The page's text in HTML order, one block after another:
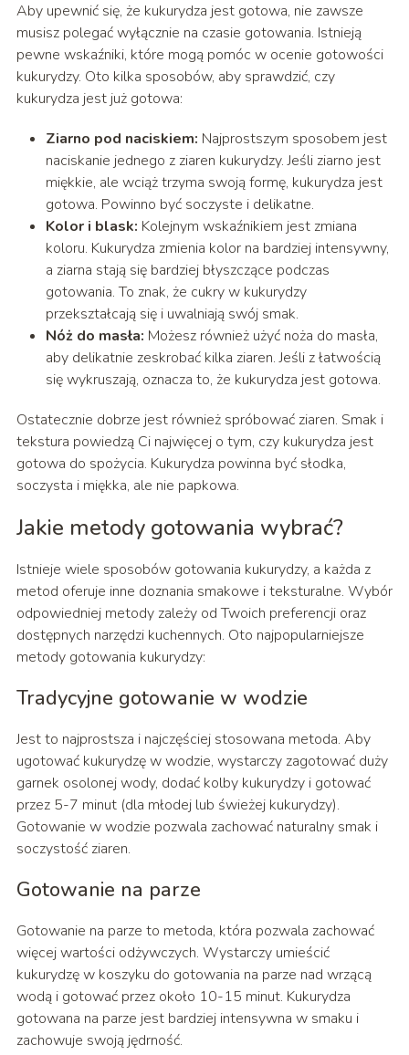
Aby upewnić się, że kukurydza jest gotowa, nie zawsze
musisz polegać wyłącznie na czasie gotowania. Istnieją
pewne wskaźniki, które mogą pomóc w ocenie gotowości
kukurydzy. Oto kilka sposobów, aby sprawdzić, czy
kukurydza jest już gotowa:
Ziarno pod naciskiem: Najprostszym sposobem jest
naciskanie jednego z ziaren kukurydzy. Jeśli ziarno jest
miękkie, ale wciąż trzyma swoją formę, kukurydza jest
gotowa. Powinno być soczyste i delikatne.
Kolor i blask: Kolejnym wskaźnikiem jest zmiana
koloru. Kukurydza zmienia kolor na bardziej intensywny,
a ziarna stają się bardziej błyszczące podczas
gotowania. To znak, że cukry w kukurydzy
przekształcają się i uwalniają swój smak.
Nóż do masła: Możesz również użyć noża do masła,
aby delikatnie zeskrobać kilka ziaren. Jeśli z łatwością
się wykruszają, oznacza to, że kukurydza jest gotowa.
Ostatecznie dobrze jest również spróbować ziaren. Smak i
tekstura powiedzą Ci najwięcej o tym, czy kukurydza jest
gotowa do spożycia. Kukurydza powinna być słodka,
soczysta i miękka, ale nie papkowa.
Jakie metody gotowania wybrać?
Istnieje wiele sposobów gotowania kukurydzy, a każda z
metod oferuje inne doznania smakowe i teksturalne. Wybór
odpowiedniej metody zależy od Twoich preferencji oraz
dostępnych narzędzi kuchennych. Oto najpopularniejsze
metody gotowania kukurydzy:
Tradycyjne gotowanie w wodzie
Jest to najprostsza i najczęściej stosowana metoda. Aby
ugotować kukurydzę w wodzie, wystarczy zagotować duży
garnek osolonej wody, dodać kolby kukurydzy i gotować
przez 5-7 minut (dla młodej lub świeżej kukurydzy).
Gotowanie w wodzie pozwala zachować naturalny smak i
soczystość ziaren.
Gotowanie na parze
Gotowanie na parze to metoda, która pozwala zachować
więcej wartości odżywczych. Wystarczy umieścić
kukurydzę w koszyku do gotowania na parze nad wrzącą
wodą i gotować przez około 10-15 minut. Kukurydza
gotowana na parze jest bardziej intensywna w smaku i
zachowuje swoją jędrność.